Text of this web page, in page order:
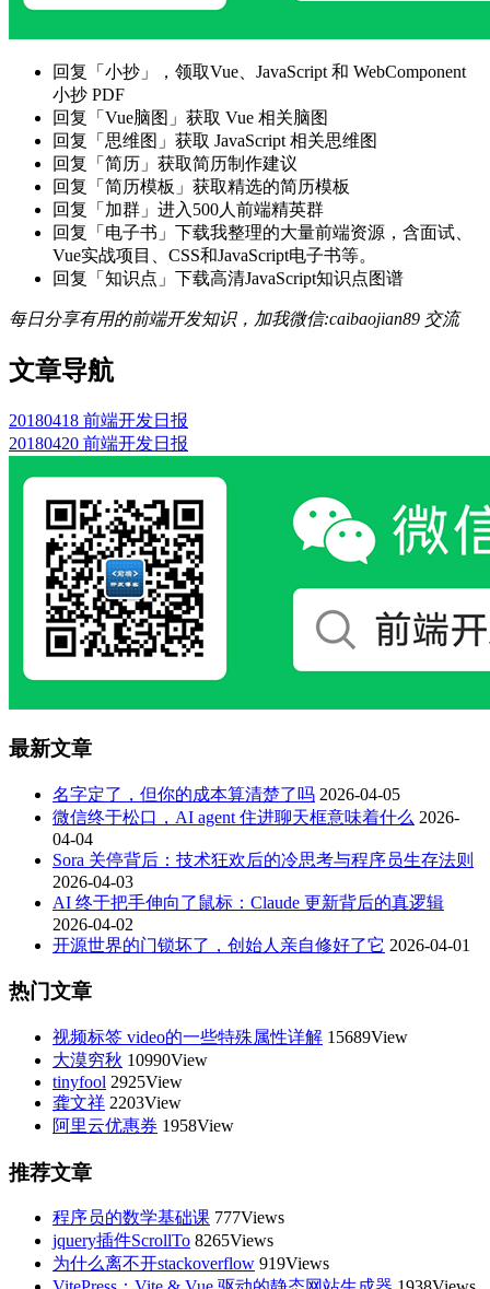
回复「小抄」，领取Vue、JavaScript 和 WebComponent
小抄 PDF
回复「Vue脑图」获取 Vue 相关脑图
回复「思维图」获取 JavaScript 相关思维图
回复「简历」获取简历制作建议
回复「简历模板」获取精选的简历模板
回复「加群」进入500人前端精英群
回复「电子书」下载我整理的大量前端资源，含面试、
Vue实战项目、CSS和JavaScript电子书等。
回复「知识点」下载高清JavaScript知识点图谱
每日分享有用的前端开发知识，加我微信:caibaojian89 交流
文章导航
20180418 前端开发日报
20180420 前端开发日报
最新文章
名字定了，但你的成本算清楚了吗 2026-04-05
微信终于松口，AI agent 住进聊天框意味着什么 2026-
04-04
Sora 关停背后：技术狂欢后的冷思考与程序员生存法则
2026-04-03
AI 终于把手伸向了鼠标：Claude 更新背后的真逻辑
2026-04-02
开源世界的门锁坏了，创始人亲自修好了它 2026-04-01
热门文章
视频标签 video的一些特殊属性详解 15689View
大漠穷秋 10990View
tinyfool 2925View
龚文祥 2203View
阿里云优惠券 1958View
推荐文章
程序员的数学基础课 777Views
jquery插件ScrollTo 8265Views
为什么离不开stackoverflow 919Views